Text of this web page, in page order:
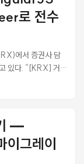
같은 함정이 있어
을 꼼꼼히 맞춰야
로 전수
에서 증권사 담
있다. “[KRX] 거래
400여 명의 증권
필수라서 모든 메
롤링하는 수밖에
은 AngularJS 기
이
—
그레이